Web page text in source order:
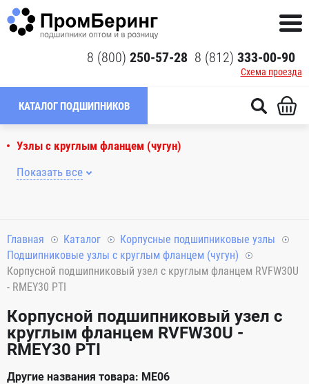
8 (800) 250-57-28 8 (812) 333-00-90
Схема проезда
КАТАЛОГ ПОДШИПНИКОВ
Узлы с круглым фланцем (чугун)
Показать все
Главная Каталог
Корпусные подшипниковые узлы
Подшипниковые узлы с круглым фланцем (чугун)
Корпусной подшипниковый узел с круглым фланцем RVFW30U
- RMEY30 PTI
Корпусной подшипниковый узел с
круглым фланцем RVFW30U -
RMEY30 PTI
Другие названия товара: ME06